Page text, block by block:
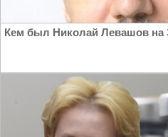
Кем был Николай Левашов на